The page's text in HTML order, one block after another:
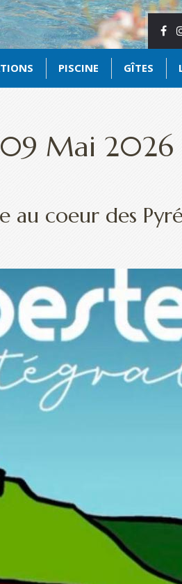
PISCINE GÎTES
09 Mai 2026
coeur des